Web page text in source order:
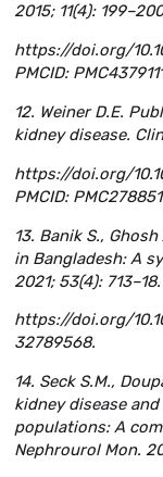
2015; 11(4):
https://doi.org/
PMCID:
12. Weiner D.E.
kidney disease.
https://doi.org/
PMCID:
13. Banik S.,
in Bangladesh: A
2021; 53(4): 713–18.
https://doi.org/
32789568.
14. Seck S.M.,
kidney disease
populations: A
Nephrourol Mon.